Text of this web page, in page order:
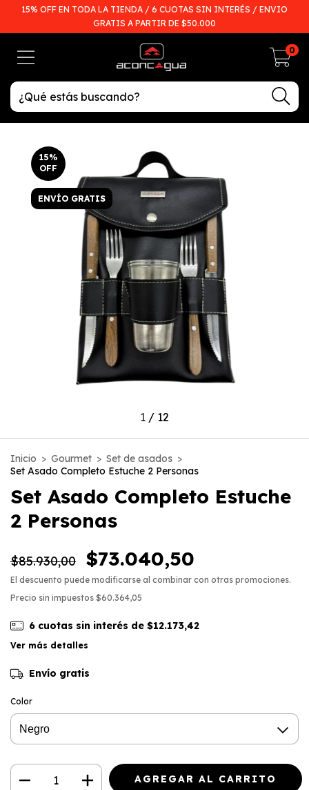
15% OFF EN TODA LA TIENDA / 6 CUOTAS SIN INTERÉS / ENVIO
GRATIS A PARTIR DE $50.000
0
15%
OFF
ENVÍO GRATIS
1 / 12
Inicio > Gourmet > Set de asados >
Set Asado Completo Estuche 2 Personas
Set Asado Completo Estuche
2 Personas
$85.930,00 $73.040,50
El descuento puede modificarse al combinar con otras promociones.
Precio sin impuestos $60.364,05
6 cuotas sin interés de $12.173,42
Ver más detalles
Envío gratis
Color